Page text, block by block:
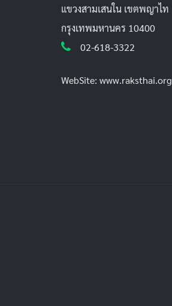
แขวงสามเสนใน เขตพญาไท
กรุงเทพมหานคร 10400
02-618-3322
WebSite: www.raksthai.org